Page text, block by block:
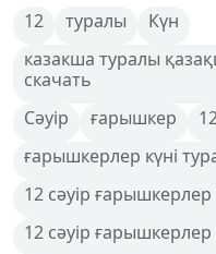
12 туралы
Күн
казакша туралы
скачать
Сәуір
ғарышкер
ғарышкерлер күні
12 сәуір ғарышкерлер
12 сәуір